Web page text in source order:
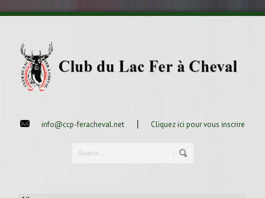
info@ccp-feracheval.net | Cliquez ici pour vous inscrire